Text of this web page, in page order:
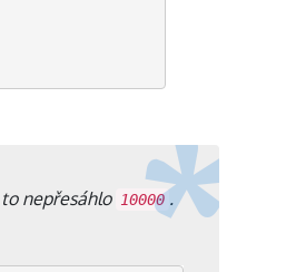
nepřesáhlo 10000 .